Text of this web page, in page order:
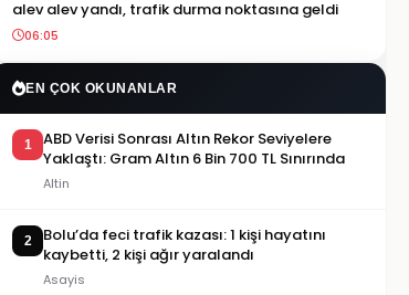
alev alev yandı, trafik durma noktasına geldi
06:05
EN ÇOK OKUNANLAR
1
ABD Verisi Sonrası Altın Rekor Seviyelere
Yaklaştı: Gram Altın 6 Bin 700 TL Sınırında
Altin
2
Bolu’da feci trafik kazası: 1 kişi hayatını
kaybetti, 2 kişi ağır yaralandı
Asayis